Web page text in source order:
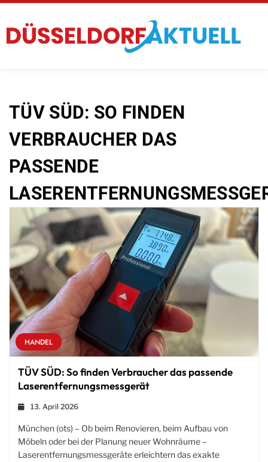
TÜV SÜD: SO FINDEN
VERBRAUCHER DAS
PASSENDE
HANDEL
TÜV SÜD: So finden Verbraucher das passende
Laserentfernungsmessgerät
13. April 2026
München (ots) – Ob beim Renovieren, beim Aufbau von
Möbeln oder bei der Planung neuer Wohnräume –
Laserentfernungsmessgeräte erleichtern das exakte